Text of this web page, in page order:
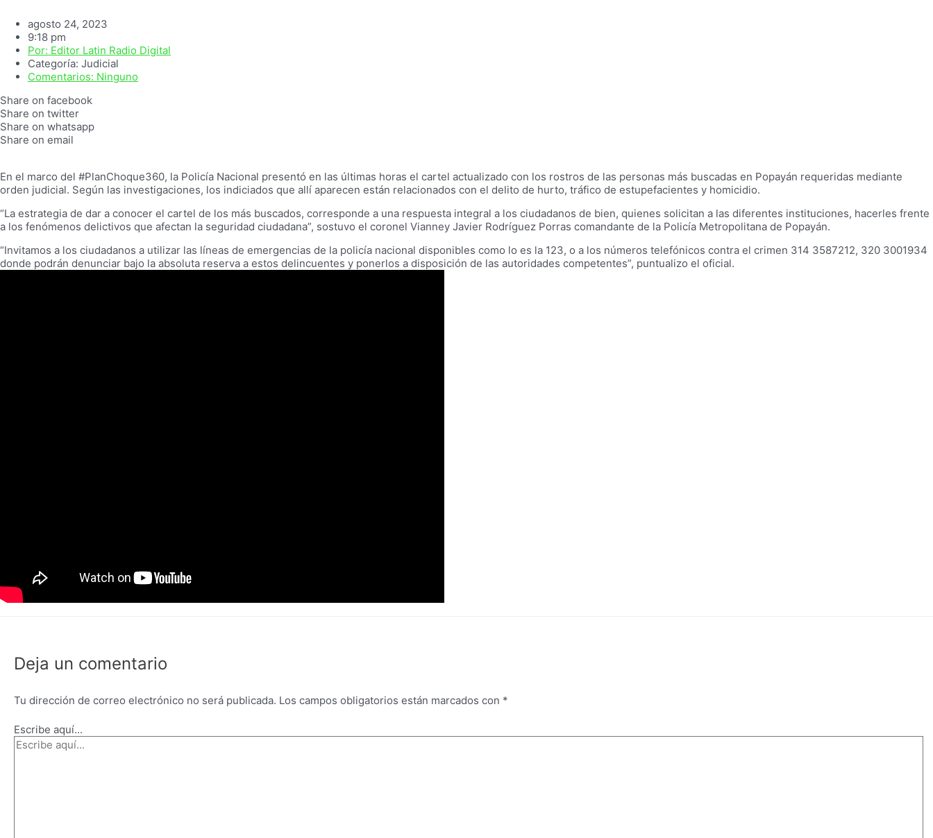
agosto 24, 2023
9:18 pm
Por: Editor Latin Radio Digital
Categoría: Judicial
Comentarios: Ninguno
Share on facebook
Share on twitter
Share on whatsapp
Share on email
En el marco del #PlanChoque360, la Policía Nacional presentó en las últimas horas el cartel actualizado con los rostros de las personas más buscadas en Popayán requeridas mediante
orden judicial. Según las investigaciones, los indiciados que allí aparecen están relacionados con el delito de hurto, tráfico de estupefacientes y homicidio.
“La estrategia de dar a conocer el cartel de los más buscados, corresponde a una respuesta integral a los ciudadanos de bien, quienes solicitan a las diferentes instituciones, hacerles frente
a los fenómenos delictivos que afectan la seguridad ciudadana”, sostuvo el coronel Vianney Javier Rodríguez Porras comandante de la Policía Metropolitana de Popayán.
“Invitamos a los ciudadanos a utilizar las líneas de emergencias de la policía nacional disponibles como lo es la 123, o a los números telefónicos contra el crimen 314 3587212, 320 3001934
donde podrán denunciar bajo la absoluta reserva a estos delincuentes y ponerlos a disposición de las autoridades competentes”, puntualizo el oficial.
Deja un comentario
Tu dirección de correo electrónico no será publicada. Los campos obligatorios están marcados con *
Escribe aquí...